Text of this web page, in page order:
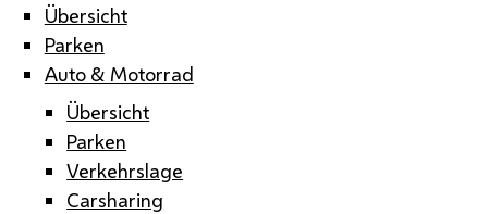
Übersicht
Parken
Auto & Motorrad
Übersicht
Parken
Verkehrslage
Carsharing